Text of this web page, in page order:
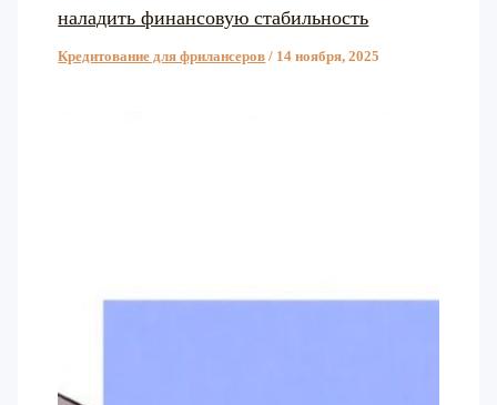
наладить финансовую стабильность
Кредитование для фрилансеров / 14 ноября, 2025